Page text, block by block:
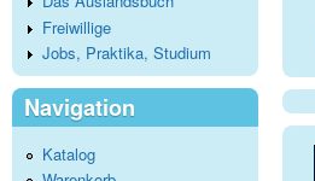
Freiwillige
Jobs, Praktika, Studium
Navigation
Katalog